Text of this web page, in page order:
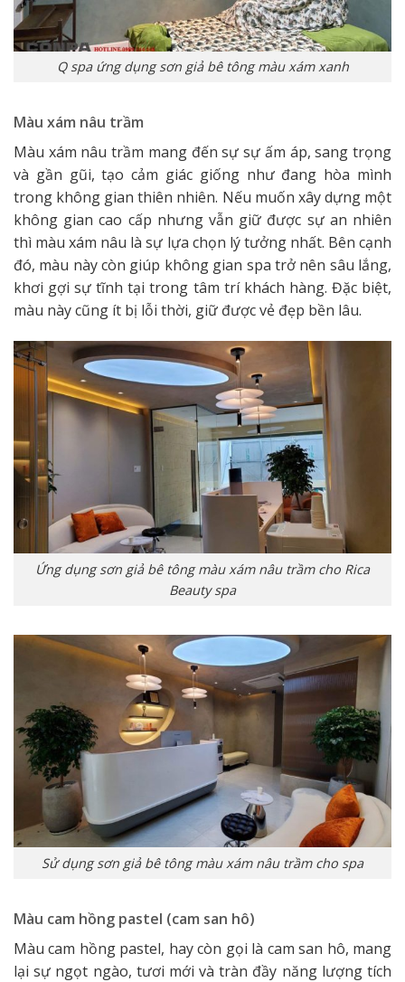
Q spa ứng dụng sơn giả bê tông màu xám xanh
Màu xám nâu trầm
Màu xám nâu trầm mang đến sự sự ấm áp, sang trọng
và gần gũi, tạo cảm giác giống như đang hòa mình
trong không gian thiên nhiên. Nếu muốn xây dựng một
không gian cao cấp nhưng vẫn giữ được sự an nhiên
thì màu xám nâu là sự lựa chọn lý tưởng nhất. Bên cạnh
đó, màu này còn giúp không gian spa trở nên sâu lắng,
khơi gợi sự tĩnh tại trong tâm trí khách hàng. Đặc biệt,
màu này cũng ít bị lỗi thời, giữ được vẻ đẹp bền lâu.
Ứng dụng sơn giả bê tông màu xám nâu trầm cho Rica
Beauty spa
Sử dụng sơn giả bê tông màu xám nâu trầm cho spa
Màu cam hồng pastel (cam san hô)
Màu cam hồng pastel, hay còn gọi là cam san hô, mang
lại sự ngọt ngào, tươi mới và tràn đầy năng lượng tích